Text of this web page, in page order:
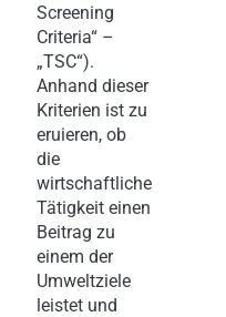
Screening
Criteria“ –
„TSC“).
Anhand dieser
Kriterien ist zu
eruieren, ob
die
wirtschaftliche
Tätigkeit einen
Beitrag zu
einem der
Umweltziele
leistet und